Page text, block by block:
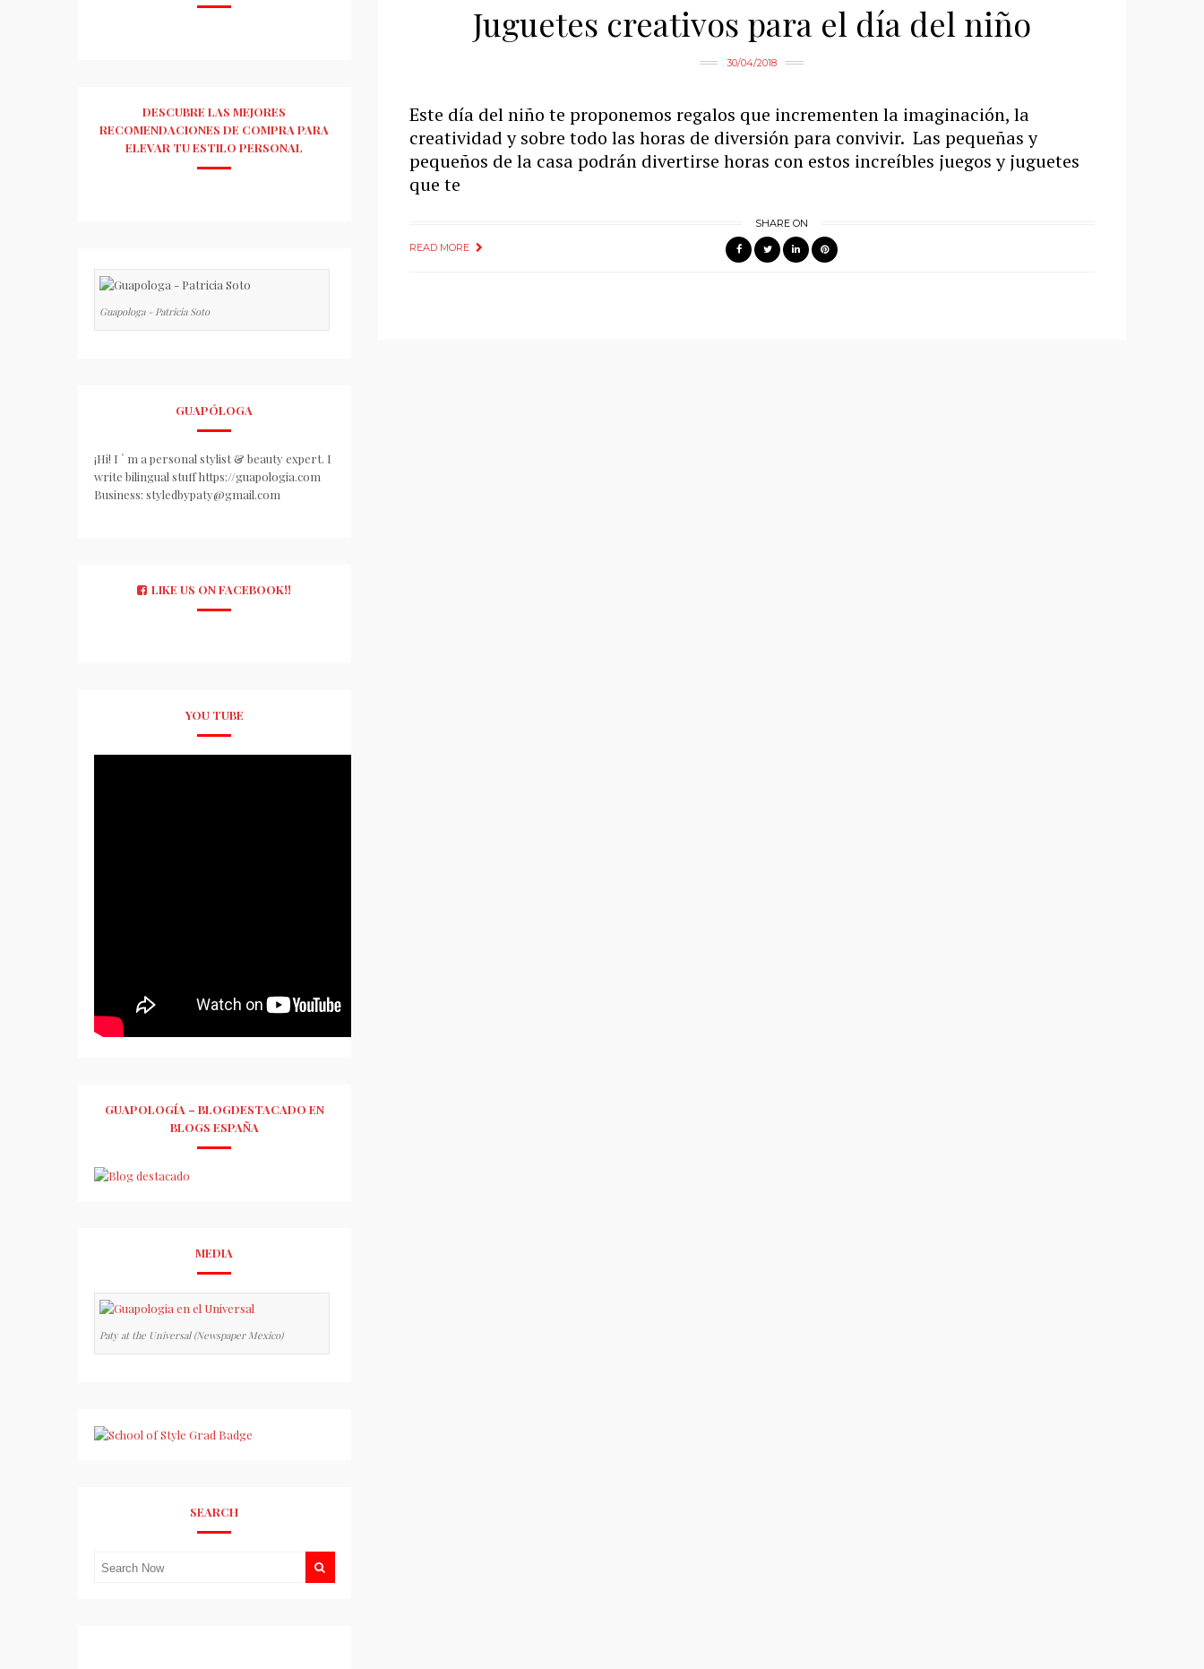
Juguetes creativos para el día del niño
30/04/2018
Este día del niño te proponemos regalos que incrementen la imaginación, la
creatividad y sobre todo las horas de diversión para convivir. Las pequeñas y
pequeños de la casa podrán divertirse horas con estos increíbles juegos y juguetes
que te
READ MORE
SHARE ON
DESCUBRE LAS MEJORES
RECOMENDACIONES DE COMPRA PARA
ELEVAR TU ESTILO PERSONAL
Guapologa - Patricia Soto
GUAPÓLOGA
¡Hi! I ´ m a personal stylist & beauty expert. I
write bilingual stuff https://guapologia.com
Business: styledbypaty@gmail.com
LIKE US ON FACEBOOK!!
YOU TUBE
GUAPOLOGÍA – BLOGDESTACADO EN
BLOGS ESPAÑA
MEDIA
Paty at the Universal (Newspaper Mexico)
SEARCH